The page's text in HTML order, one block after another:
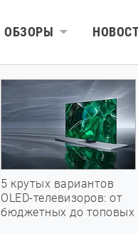
ОБЗОРЫ
5 крутых вариантов
OLED-телевизоров: от
бюджетных до топовых